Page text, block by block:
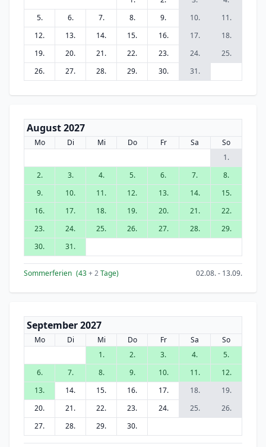
5.
6. 7. 8. 9. 10.
11.
12.
13. 14. 15. 16. 17.
18.
19.
20. 21. 22. 23. 24.
25.
26.
27. 28. 29. 30. 31.
August 2027
Mo Di Mi Do Fr Sa
So
1.
2.
3. 4. 5. 6. 7.
8.
9.
10. 11. 12. 13. 14.
15.
16.
17. 18. 19. 20. 21.
22.
23.
24. 25. 26. 27. 28.
29.
30.
31.
Sommerferien (43+ 2Tage) 02.08. - 13.09.
September 2027
Mo Di Mi Do Fr Sa
So
1.
2. 3. 4.
5.
6.
7. 8. 9. 10. 11.
12.
13.
14. 15. 16. 17. 18.
19.
20.
21. 22. 23. 24. 25.
26.
27.
28. 29. 30.